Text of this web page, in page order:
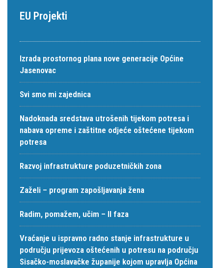
EU Projekti
Izrada prostornog plana nove generacije Općine
Jasenovac
Svi smo mi zajednica
Nadoknada sredstava utrošenih tijekom potresa i
nabava opreme i zaštitne odjeće oštećene tijekom
potresa
Razvoj infrastrukture poduzetničkih zona
Zaželi – program zapošljavanja žena
Radim, pomažem, učim – II faza
Vraćanje u ispravno radno stanje infrastrukture u
području prijevoza oštećenih u potresu na području
Sisačko-moslavačke županije kojom upravlja Općina